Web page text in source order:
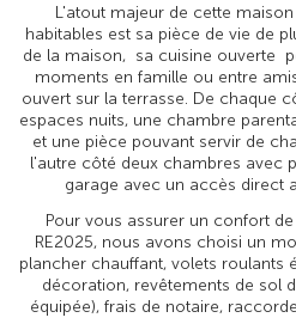
L'atout majeur de cette
habitables est sa pièce de vie de
de la maison, sa cuisine ouverte
moments en famille ou entre
ouvert sur la terrasse. De chaque
espaces nuits, une chambre
et une pièce pouvant servir de
l'autre côté deux chambres avec
garage avec un accès direct
Pour vous assurer un confort
RE2025, nous avons choisi un
plancher chauffant, volets roulants
décoration, revêtements de sol
équipée), frais de notaire,